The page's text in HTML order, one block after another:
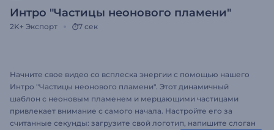
Интро "Частицы неонового пламени"
2K+ Экспорт 7 сек
Начните свое видео со всплеска энергии с помощью нашего
Интро "Частицы неонового пламени". Этот динамичный
шаблон с неоновым пламенем и мерцающими частицами
привлекает внимание с самого начала. Настройте его за
считанные секунды: загрузите свой логотип, напишите слоган